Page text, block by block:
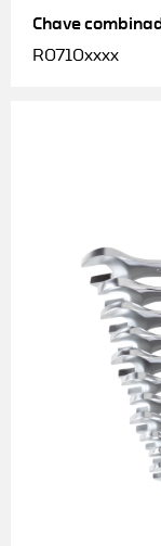
Chave
R0710xxxx